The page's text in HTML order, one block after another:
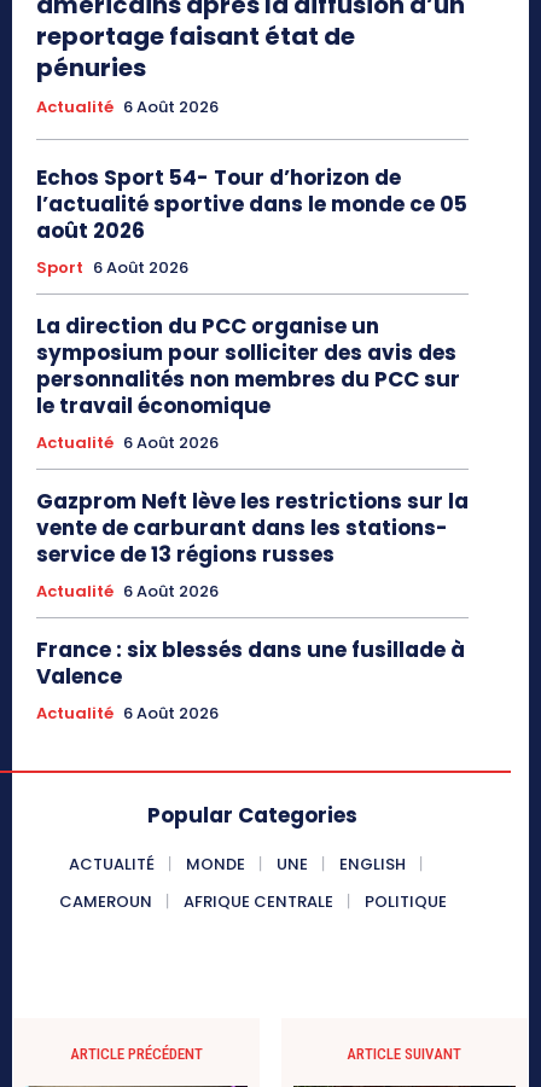
reportage faisant état de
pénuries
Actualité 6 Août 2026
Echos Sport 54- Tour d’horizon de
l’actualité sportive dans le monde ce 05
août 2026
Sport 6 Août 2026
La direction du PCC organise un
symposium pour solliciter des avis des
personnalités non membres du PCC sur
le travail économique
Actualité 6 Août 2026
Gazprom Neft lève les restrictions sur la
vente de carburant dans les stations-
service de 13 régions russes
Actualité 6 Août 2026
France : six blessés dans une fusillade à
Valence
Actualité 6 Août 2026
Popular Categories
ACTUALITÉ MONDE UNE
ENGLISH
CAMEROUN
AFRIQUE CENTRALE POLITIQUE
ARTICLE PRÉCÉDENT ARTICLE SUIVANT